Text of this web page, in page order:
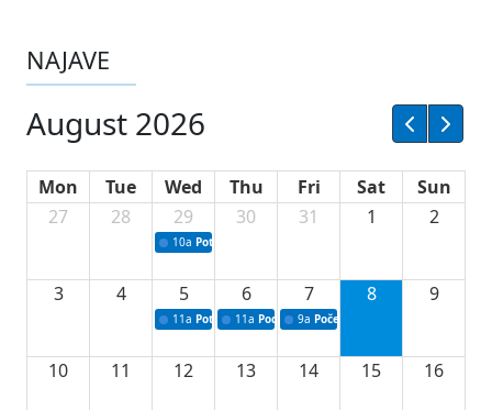
NAJAVE
August 2026
Mon Tue Wed Thu Fri Sat
Sun
27
28 29
10a Potpisivanje ugovora sa neprofitnim
30 31 1 2
3 4 5
11a Potpisivanje ugovora o stipendijama za
6
11a Podrška razvoju vodne infrastrukture u
7
9a Početak izgradnje nove
8 9
10 11 12 13 14 15 16